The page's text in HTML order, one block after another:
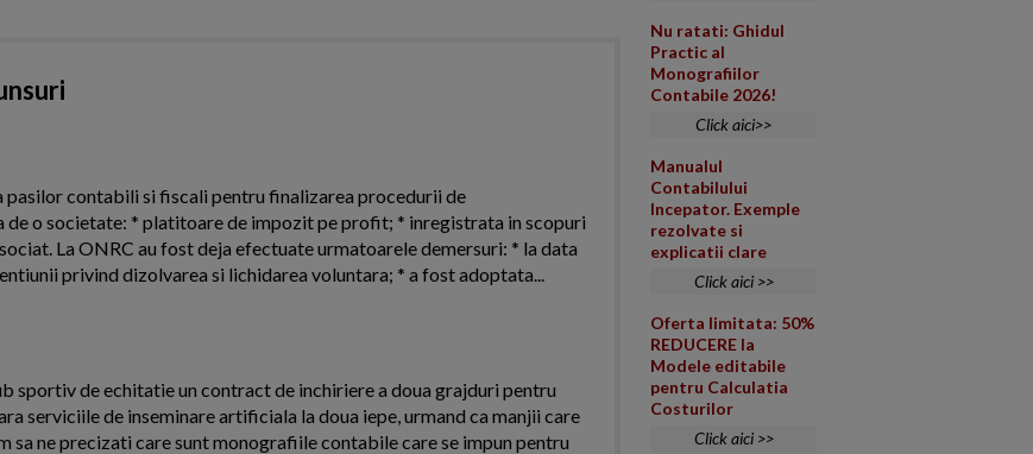
pasilor contabili si fiscali pentru finalizarea procedurii de
o societate: * platitoare de impozit pe profit; * inregistrata in scopuri
La ONRC au fost deja efectuate urmatoarele demersuri: * la data
privind dizolvarea si lichidarea voluntara; * a fost adoptata...
sportiv de echitatie un contract de inchiriere a doua grajduri pentru
serviciile de inseminare artificiala la doua iepe, urmand ca manjii care
sa ne precizati care sunt monografiile contabile care se impun pentru
Nu ratati: Ghidul
Practic al
Monografiilor
Contabile 2026!
Click aici>>
Manualul
Contabilului
Incepator. Exemple
rezolvate si
explicatii clare
Click aici >>
Oferta limitata: 50%
REDUCERE la
Modele editabile
pentru Calculatia
Costurilor
Click aici >>